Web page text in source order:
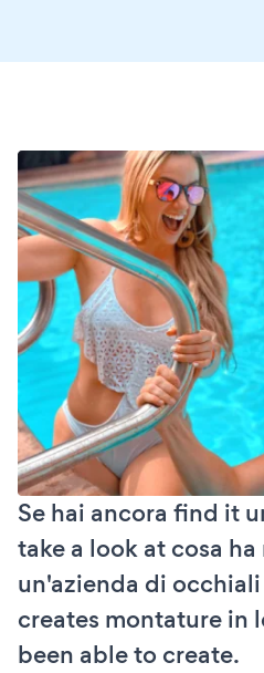
Se hai ancora find it
take a look at cosa
un'azienda di
creates montature in
been able to create.